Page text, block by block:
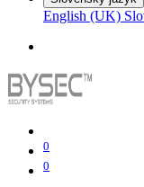
English (UK)
0
0